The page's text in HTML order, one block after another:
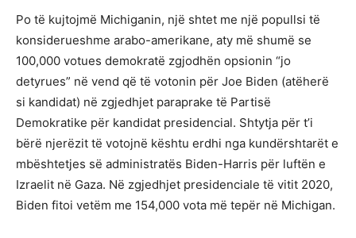
Po të kujtojmë Michiganin, një shtet me një popullsi të
konsiderueshme arabo-amerikane, aty më shumë se
100,000 votues demokratë zgjodhën opsionin “jo
detyrues” në vend që të votonin për Joe Biden (atëherë
si kandidat) në zgjedhjet paraprake të Partisë
Demokratike për kandidat presidencial. Shtytja për t’i
bërë njerëzit të votojnë kështu erdhi nga kundërshtarët e
mbështetjes së administratës Biden-Harris për luftën e
Izraelit në Gaza. Në zgjedhjet presidenciale të vitit 2020,
Biden fitoi vetëm me 154,000 vota më tepër në Michigan.